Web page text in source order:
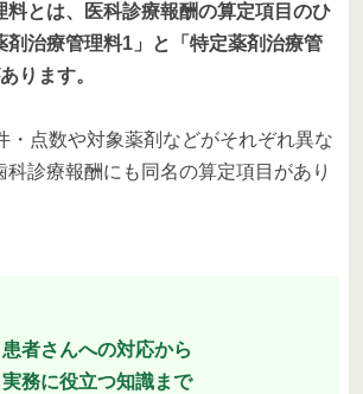
料とは、医科診療報酬の算定項目のひ
剤治療管理料1」と「特定薬剤治療管
ります。
・点数や対象薬剤などがそれぞれ異な
科診療報酬にも同名の算定項目があり
患者さんへの対応から
実務に役立つ知識まで